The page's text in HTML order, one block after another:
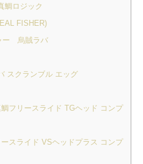
ロジック
FISHER)
ー 烏賊ラバ
スクランブル エッグ
フリースライド TGヘッド コンプ
ライド VSヘッドプラス コンプ